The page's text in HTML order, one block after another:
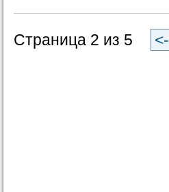
Страница 2 из 5 <-